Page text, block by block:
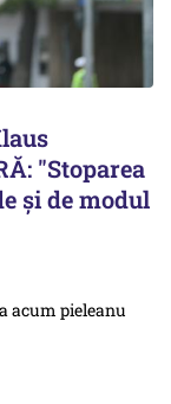
"Stoparea
și de modul